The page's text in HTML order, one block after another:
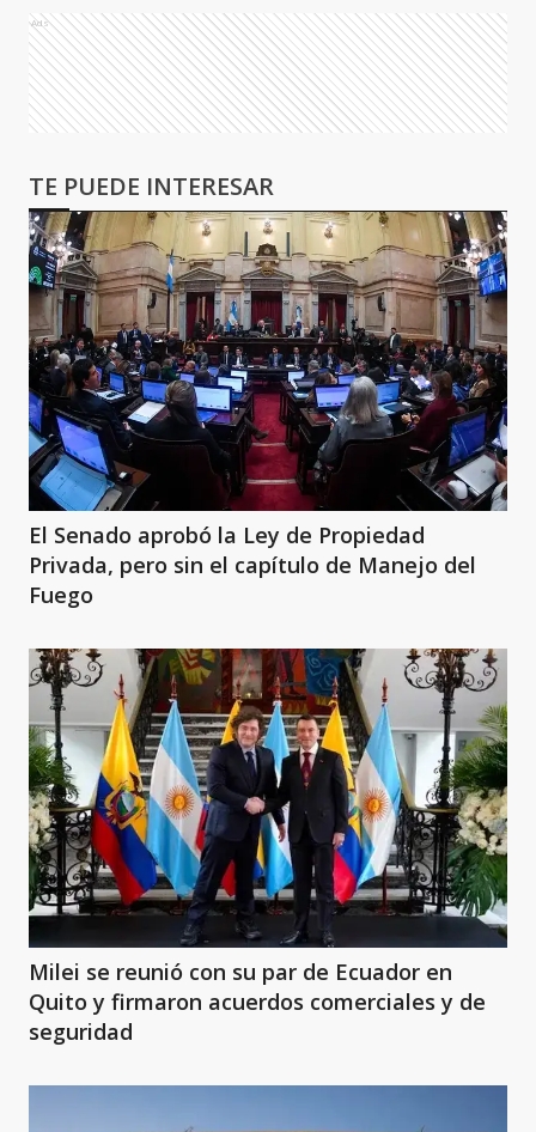
Ads
TE PUEDE INTERESAR
El Senado aprobó la Ley de Propiedad
Privada, pero sin el capítulo de Manejo del
Fuego
Milei se reunió con su par de Ecuador en
Quito y firmaron acuerdos comerciales y de
seguridad